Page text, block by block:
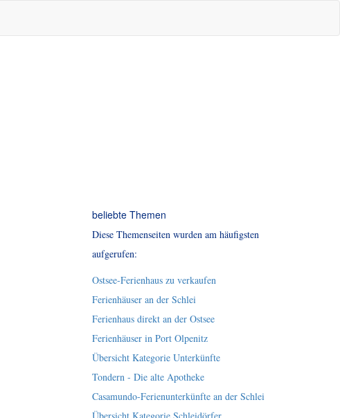
beliebte Themen
Diese Themenseiten wurden am häufigsten
aufgerufen:
Ostsee-Ferienhaus zu verkaufen
Ferienhäuser an der Schlei
Ferienhaus direkt an der Ostsee
Ferienhäuser in Port Olpenitz
Übersicht Kategorie Unterkünfte
Tondern - Die alte Apotheke
Casamundo-Ferienunterkünfte an der Schlei